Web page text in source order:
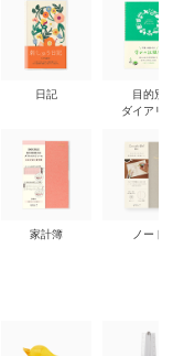
日記
家計簿
目的別
ダイアリ
ノート